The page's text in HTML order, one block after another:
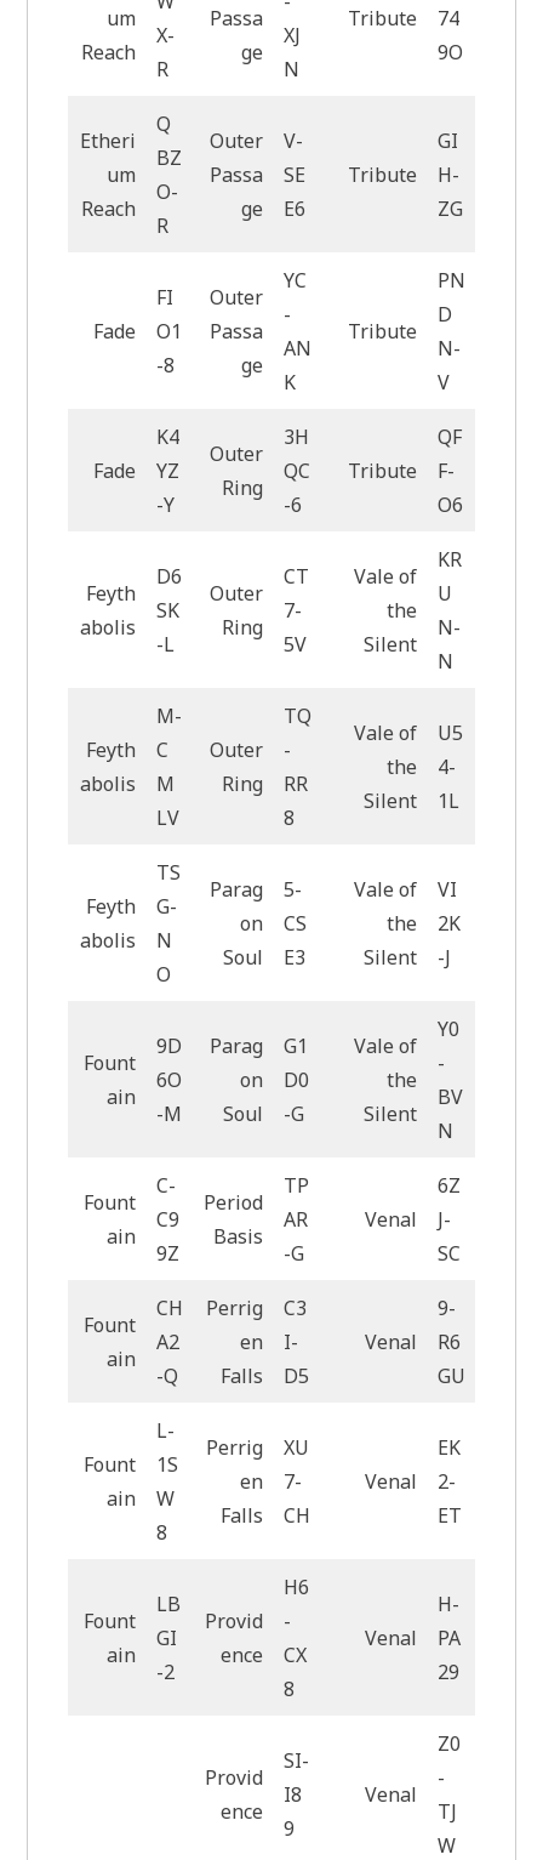
um
Reach
X-
R
Passa
ge
XJ
N
Tribute
74
9O
Etheri
um
Reach
Q
BZ
O-
R
Outer
Passa
ge
V-
SE
E6
Tribute
GI
H-
ZG
Fade
FI
O1
-8
Outer
Passa
ge
YC
-
AN
K
Tribute
PN
D
N-
V
Fade
K4
YZ
-Y
Outer
Ring
3H
QC
-6
Tribute
QF
F-
O6
Feyth
abolis
D6
SK
-L
Outer
Ring
CT
7-
5V
Vale of
the
Silent
KR
U
N-
N
Feyth
abolis
M-
C
M
LV
Outer
Ring
TQ
-
RR
8
Vale of
the
Silent
U5
4-
1L
Feyth
abolis
TS
G-
N
O
Parag
on
Soul
5-
CS
E3
Vale of
the
Silent
VI
2K
-J
Fount
ain
9D
6O
-M
Parag
on
Soul
G1
D0
-G
Vale of
the
Silent
Y0
-
BV
N
Fount
ain
C-
C9
9Z
Period
Basis
TP
AR
-G
Venal
6Z
J-
SC
Fount
ain
CH
A2
-Q
Perrig
en
Falls
C3
I-
D5
Venal
9-
R6
GU
Fount
ain
L-
1S
W
8
Perrig
en
Falls
XU
7-
CH
Venal
EK
2-
ET
Fount
ain
LB
GI
-2
Provid
ence
H6
-
CX
8
Venal
H-
PA
29
Provid
ence
SI-
I8
9
Venal
Z0
-
TJ
W